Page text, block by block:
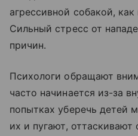
агрессивной собакой,
Сильный стресс от
причин.
Психологи обращают
часто начинается из-за
попытках уберечь детей
их и пугают, оттаскивают